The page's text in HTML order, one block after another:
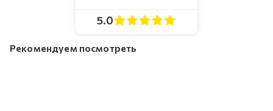
5.0
Рекомендуем посмотреть